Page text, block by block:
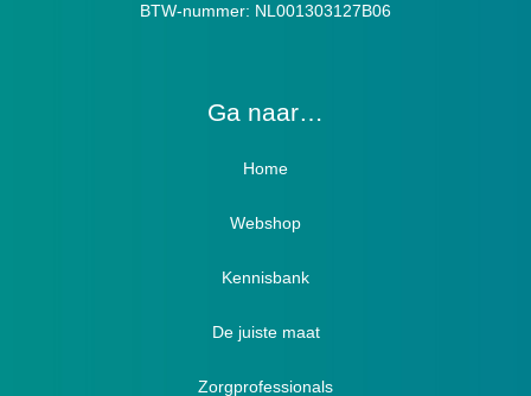
BTW-nummer: NL001303127B06
Ga naar…
Home
Webshop
Verbandschoenen / Verbandsloffen
Luxe verbandschoenen / stretch (Hallux)
Diabetici
Kennisbank
Diabetici
Oedeem
De juiste maat
Zorgprofessionals